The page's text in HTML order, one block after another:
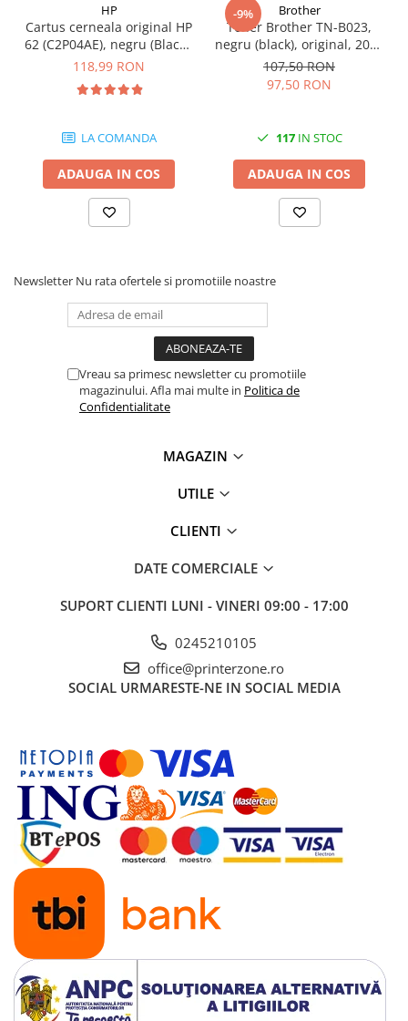
HP
Cartus cerneala original HP
62 (C2P04AE), negru (Black),
200 pagini
118,99 RON
LA COMANDA
ADAUGA IN COS
-9% Brother
Toner Brother TN-B023,
negru (black), original, 2000
pagini
107,50 RON
97,50 RON
117IN STOC
ADAUGA IN COS
Newsletter Nu rata ofertele si promotiile noastre
Vreau sa primesc newsletter cu promotiile
magazinului. Afla mai multe in Politica de
Confidentialitate
MAGAZIN
UTILE
CLIENTI
DATE COMERCIALE
SUPORT CLIENTI LUNI - VINERI 09:00 - 17:00
0245210105
office@printerzone.ro
SOCIAL URMARESTE-NE IN SOCIAL MEDIA